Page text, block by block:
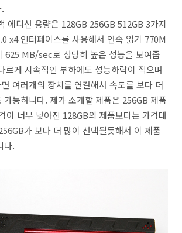
에디션 용량은 128GB 256GB 512GB 3가지
x4 인터페이스를 사용해서 연속 읽기 770M
625 MB/sec로 상당히 높은 성능을 보여줍
르게 지속적인 부하에도 성능하락이 적으며
여러개의 장치를 연결해서 속도를 보다 더
가능하니다. 제가 소개할 제품은 256GB 제품
이 너무 낮아진 128GB의 제품보다는 가격대
가 보다 더 많이 선택될듯해서 이 제품
다.